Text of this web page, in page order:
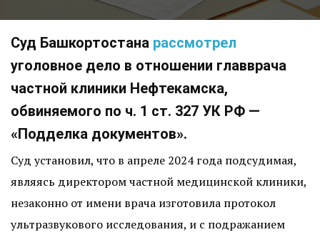
Суд Башкортостана рассмотрел
уголовное дело в отношении главврача
частной клиники Нефтекамска,
обвиняемого по ч. 1 ст. 327 УК РФ —
«Подделка документов».
Суд установил, что в апреле 2024 года подсудимая,
являясь директором частной медицинской клиники,
незаконно от имени врача изготовила протокол
ультразвукового исследования, и с подражанием